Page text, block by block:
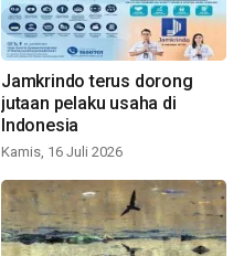
Jamkrindo terus dorong
jutaan pelaku usaha di
Indonesia
Kamis, 16 Juli 2026